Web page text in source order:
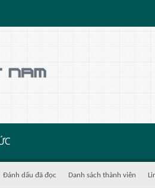
Đánh dấu đã đọc Danh sách thành viên